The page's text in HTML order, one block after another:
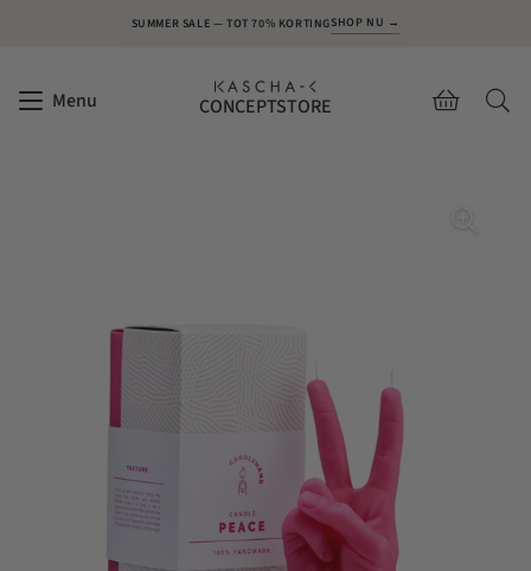
SUMMER SALE — TOT 70% KORTINGSHOP NU →
Menu CONCEPTSTORE